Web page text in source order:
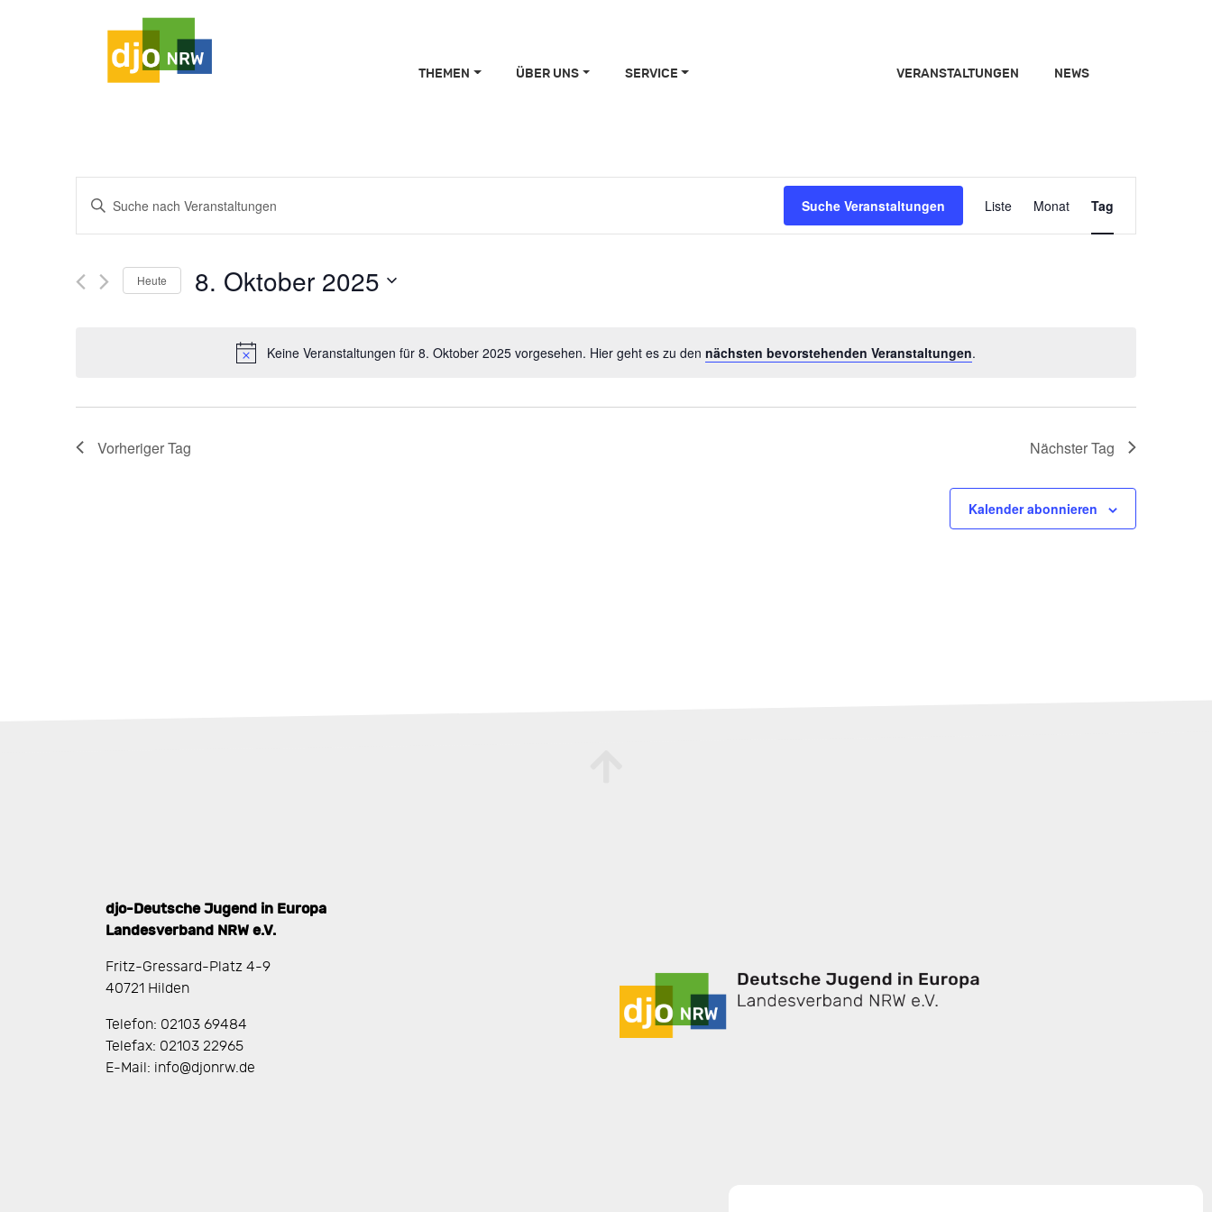
THEMEN ÜBER UNS SERVICE VERANSTALTUNGEN NEWS
Keine Veranstaltungen für 8. Oktober 2025 vorgesehen. Hier geht es zu den nächsten bevorstehenden Veranstaltungen.
Veranstaltungen
Suche
und
Navigation
Bitte
Suche
nach
Suche Veranstaltungen
Ansichten-
Liste Monat Tag
Heute 8. Oktober 2025
Vorheriger Tag Nächster Tag
Kalender abonnieren
djo-Deutsche Jugend in Europa
Landesverband NRW e.V.
Fritz-Gressard-Platz 4-9
40721 Hilden
Telefon: 02103 69484
Telefax: 02103 22965
E-Mail: info@djonrw.de